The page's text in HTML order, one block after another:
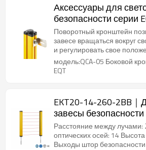
Аксессуары для
безопасности серии
Боковой кронштейн
Поворотный кронштейн
завесе вращаться вокруг
и регулировать свое
модель:QCA-05 Боковой
EQT
EKT20-14-260-2BB｜
завесы безопасности
Расстояние между лучами:
оптических осей: 14
Выходы штор безопасности